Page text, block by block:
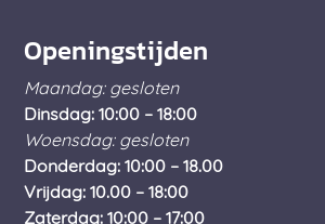
Openingstijden
Maandag: gesloten
Dinsdag: 10:00 – 18:00
Woensdag: gesloten
Donderdag: 10:00 – 18.00
Vrijdag: 10.00 – 18:00
Zaterdag: 10:00 – 17:00